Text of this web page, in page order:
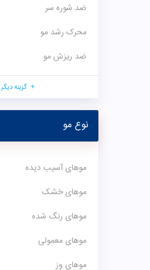
ضد شوره سر
محرک رشد مو
ضد ریزش مو
گزینه دیگر
نوع مو
موهای آسیب دیده
موهای خشک
موهای رنگ شده
موهای معمولی
موهای وز